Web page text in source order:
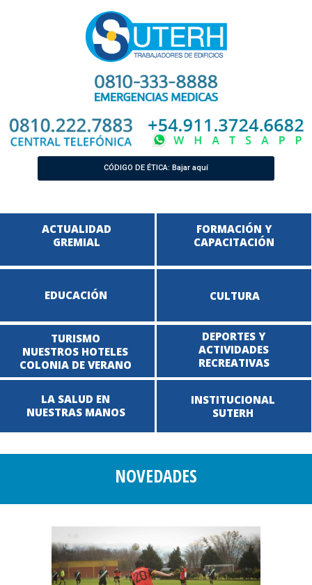
CÓDIGO DE ÉTICA: Bajar aquí
ACTUALIDAD
GREMIAL
EDUCACIÓN CULTURA
TURISMO
NUESTROS HOTELES
COLONIA DE VERANO
DEPORTES Y
ACTIVIDADES
RECREATIVAS
LA SALUD EN
NUESTRAS MANOS
INSTITUCIONAL
SUTERH
FORMACIÓN Y
CAPACITACIÓN
NOVEDADES